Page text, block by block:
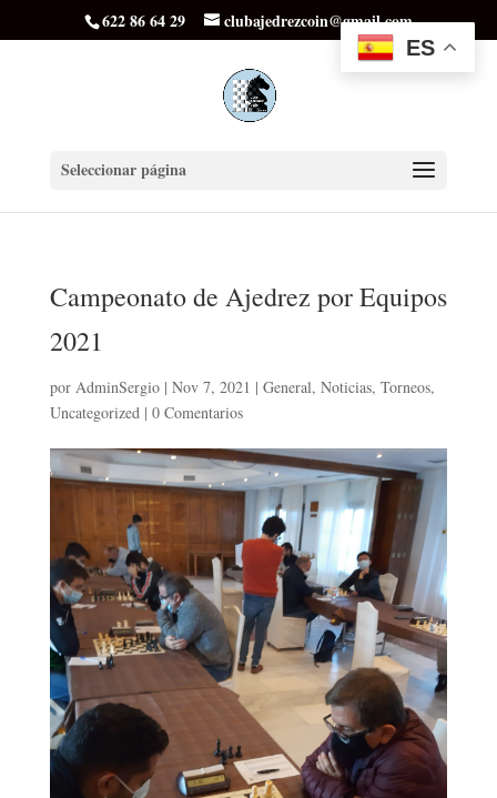
622 86 64 29 clubajedrezcoin@gmail.com
Seleccionar página
Campeonato de Ajedrez por Equipos
2021
por AdminSergio| Nov 7, 2021 | General, Noticias, Torneos,
Uncategorized| 0 Comentarios
ES